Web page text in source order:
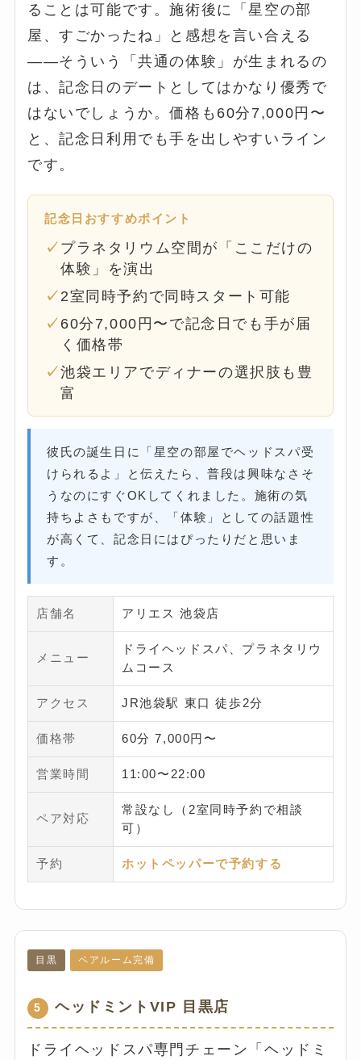
ることは可能です。施術後に「星空の部
屋、すごかったね」と感想を言い合える
——そういう「共通の体験」が生まれるの
は、記念日のデートとしてはかなり優秀で
はないでしょうか。価格も60分7,000円〜
と、記念日利用でも手を出しやすいライン
です。
記念日おすすめポイント
プラネタリウム空間が「ここだけの
体験」を演出
2室同時予約で同時スタート可能
60分7,000円〜で記念日でも手が届
く価格帯
池袋エリアでディナーの選択肢も豊
富
彼氏の誕生日に「星空の部屋でヘッドスパ受
けられるよ」と伝えたら、普段は興味なさそ
うなのにすぐOKしてくれました。施術の気
持ちよさもですが、「体験」としての話題性
が高くて、記念日にはぴったりだと思いま
す。
店舗名 アリエス 池袋店
メニュー
ドライヘッドスパ、プラネタリウ
ムコース
アクセス JR池袋駅 東口 徒歩2分
価格帯 60分 7,000円〜
営業時間 11:00〜22:00
ペア対応
常設なし（2室同時予約で相談
可）
予約 ホットペッパーで予約する
目黒 ペアルーム完備
5 ヘッドミントVIP 目黒店
ドライヘッドスパ専門チェーン「ヘッドミ